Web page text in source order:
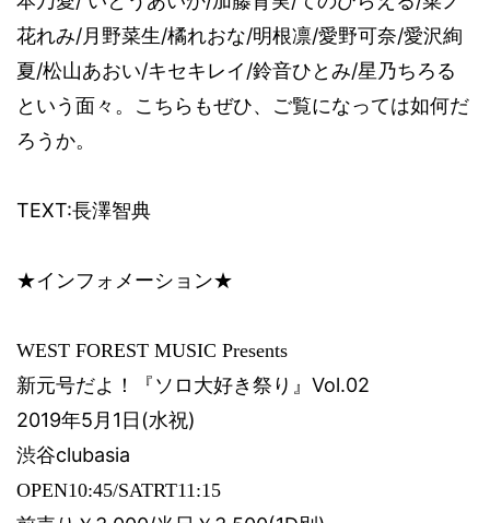
花れみ/月野菜生/橘れおな/明根凛/愛野可奈/愛沢絢
夏/松山あおい/キセキレイ/鈴音ひとみ/星乃ちろる
という面々。こちらもぜひ、ご覧になっては如何だ
ろうか。
TEXT:長澤智典
★インフォメーション★
WEST FOREST MUSIC Presents
新元号だよ！『ソロ大好き祭り』 Vol.02
2019年5 月 1 日 (水祝)
渋谷clubasia
OPEN10:45/SATRT11:15